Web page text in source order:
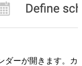
ダーが開きます。カ